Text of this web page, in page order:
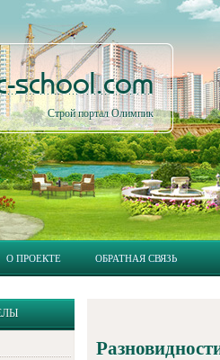
school.com
Строй портал Олимпик
О ПРОЕКТЕ ОБРАТНАЯ СВЯЗЬ